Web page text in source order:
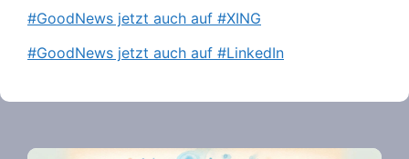
#GoodNews jetzt auch auf #XING
#GoodNews jetzt auch auf #LinkedIn